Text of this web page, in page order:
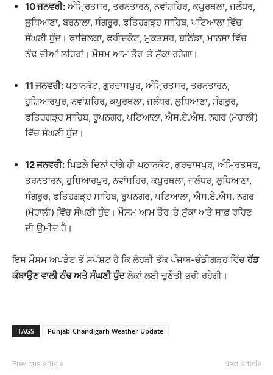
10 ਜਨਵਰੀ: ਅੰਮ੍ਰਿਤਸਰ, ਤਰਨਤਾਰਨ, ਨਵਾਂਸ਼ਹਿਰ, ਕਪੂਰਥਲਾ, ਜਲੰਧਰ,
ਲੁਧਿਆਣਾ, ਬਰਨਾਲਾ, ਸੰਗਰੂਰ, ਫਤਿਹਗੜ੍ਹ ਸਾਹਿਬ, ਪਟਿਆਲਾ ਵਿੱਚ
ਸੰਘਣੀ ਧੁੰਦ। ਫਾਜ਼ਿਲਕਾ, ਫਰੀਦਕੋਟ, ਮੁਕਤਸਰ, ਬਠਿੰਡਾ, ਮਾਨਸਾ ਵਿੱਚ
ਠੰਢ ਦੀਆਂ ਲਹਿਰਾਂ। ਮੌਸਮ ਆਮ ਤੌਰ ‘ਤੇ ਸੁੱਕਾ ਰਹੇਗਾ।
11 ਜਨਵਰੀ: ਪਠਾਨਕੋਟ, ਗੁਰਦਾਸਪੁਰ, ਅੰਮ੍ਰਿਤਸਰ, ਤਰਨਤਾਰਨ,
ਹੁਸ਼ਿਆਰਪੁਰ, ਨਵਾਂਸ਼ਹਿਰ, ਕਪੂਰਥਲਾ, ਜਲੰਧਰ, ਲੁਧਿਆਣਾ, ਸੰਗਰੂਰ,
ਫਤਿਹਗੜ੍ਹ ਸਾਹਿਬ, ਰੂਪਨਗਰ, ਪਟਿਆਲਾ, ਐਸ.ਏ.ਐਸ. ਨਗਰ (ਮੋਹਾਲੀ)
ਵਿੱਚ ਸੰਘਣੀ ਧੁੰਦ।
12 ਜਨਵਰੀ: ਪਿਛਲੇ ਦਿਨਾਂ ਵਾਂਗੇ ਹੀ ਪਠਾਨਕੋਟ, ਗੁਰਦਾਸਪੁਰ, ਅੰਮ੍ਰਿਤਸਰ,
ਤਰਨਤਾਰਨ, ਹੁਸ਼ਿਆਰਪੁਰ, ਨਵਾਂਸ਼ਹਿਰ, ਕਪੂਰਥਲਾ, ਜਲੰਧਰ, ਲੁਧਿਆਣਾ,
ਸੰਗਰੂਰ, ਫਤਿਹਗੜ੍ਹ ਸਾਹਿਬ, ਰੂਪਨਗਰ, ਪਟਿਆਲਾ, ਐਸ.ਏ.ਐਸ. ਨਗਰ
(ਮੋਹਾਲੀ) ਵਿੱਚ ਸੰਘਣੀ ਧੁੰਦ। ਮੌਸਮ ਆਮ ਤੌਰ ‘ਤੇ ਸੁੱਕਾ ਅਤੇ ਸਾਫ਼ ਰਹਿਣ
ਦੀ ਉਮੀਦ ਹੈ।
ਇਸ ਮੌਸਮ ਅਪਡੇਟ ਤੋਂ ਸਪੱਸ਼ਟ ਹੈ ਕਿ ਲੋਹੜੀ ਤੱਕ ਪੰਜਾਬ-ਚੰਡੀਗੜ੍ਹ ਵਿੱਚਹੱਡ
ਕੰਬਾਉਣ ਵਾਲੀ ਠੰਢ ਅਤੇ ਸੰਘਣੀ ਧੁੰਦਲੋਕਾਂ ਲਈ ਚੁਣੌਤੀ ਭਰੀ ਰਹੇਗੀ।
TAGS Punjab-Chandigarh Weather Update
Previous article Next article